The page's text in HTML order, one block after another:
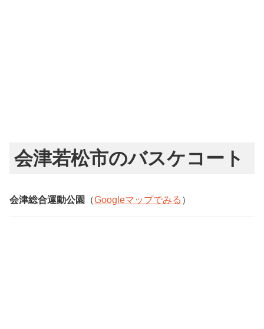
会津若松市のバスケコート
会津総合運動公園 （Googleマップでみる ）